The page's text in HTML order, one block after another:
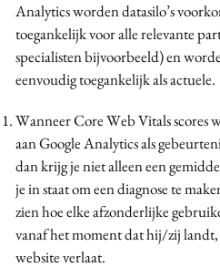
Analytics worden datasilo’s
toegankelijk voor alle relevante
specialisten bijvoorbeeld) en
eenvoudig toegankelijk als actuele.
Wanneer Core Web Vitals scores
aan Google Analytics als
dan krijg je niet alleen een
je in staat om een diagnose te
zien hoe elke afzonderlijke
vanaf het moment dat hij/zij
website verlaat.